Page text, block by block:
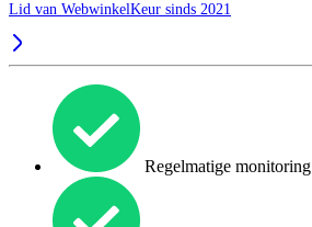
Lid van WebwinkelKeur sinds 2021
Regelmatige monitoring